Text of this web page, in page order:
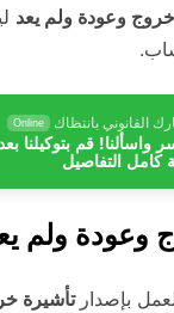
وعودة ولم يعد
القانوني بانتظاك Online
واسألنا! قم بتوكيلنا
كامل التفاصيل
ولم يعد
بإصدار تأشيرة